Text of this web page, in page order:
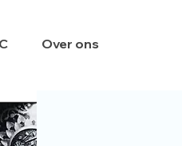
Over ons